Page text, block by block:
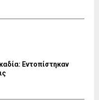
Εντοπίστηκαν